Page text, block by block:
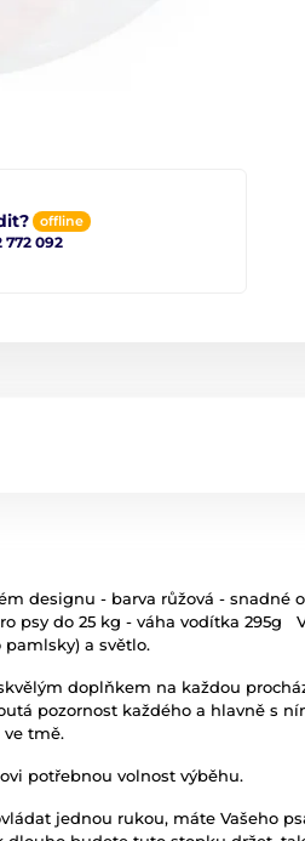
offline
772 092
designu - barva růžová - snadné
psy do 25 kg - váha vodítka 295g
a světlo.
doplňkem na každou
pozornost každého a hlavně s
ve tmě.
potřebnou volnost výběhu.
jednou rukou, máte Vašeho